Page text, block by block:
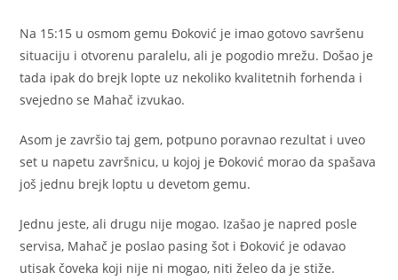
Na 15:15 u osmom gemu Đoković je imao gotovo savršenu
situaciju i otvorenu paralelu, ali je pogodio mrežu. Došao je
tada ipak do brejk lopte uz nekoliko kvalitetnih forhenda i
svejedno se Mahač izvukao.
Asom je završio taj gem, potpuno poravnao rezultat i uveo
set u napetu završnicu, u kojoj je Đoković morao da spašava
još jednu brejk loptu u devetom gemu.
Jednu jeste, ali drugu nije mogao. Izašao je napred posle
servisa, Mahač je poslao pasing šot i Đoković je odavao
utisak čoveka koji nije ni mogao, niti želeo da je stiže.